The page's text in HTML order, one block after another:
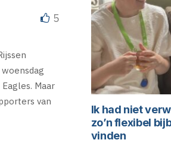
5
Maar
van
Ik had niet
zo’n flexibel
vinden